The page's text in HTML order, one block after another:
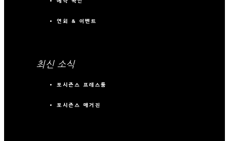
연회 & 이벤트
최신 소식
포시즌스 프레스룸
포시즌스 매거진